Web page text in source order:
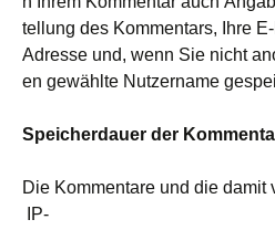
tellung des Kommentars, Ihre
Adresse und, wenn Sie nicht
en gewählte Nutzername
Speicherdauer der
Die Kommentare und die damit
IP-